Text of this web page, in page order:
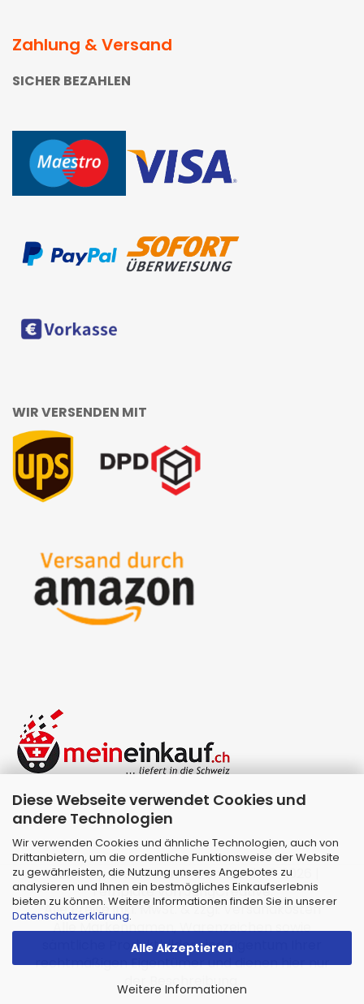
Diese Webseite verwendet Cookies und
andere Technologien
Wir verwenden Cookies und ähnliche Technologien, auch von
Drittanbietern, um die ordentliche Funktionsweise der Website
zu gewährleisten, die Nutzung unseres Angebotes zu
analysieren und Ihnen ein bestmögliches Einkaufserlebnis
bieten zu können. Weitere Informationen finden Sie in unserer
Datenschutzerklärung.
Alle Akzeptieren
Weitere Informationen
Zahlung & Versand
SICHER BEZAHLEN
WIR VERSENDEN MIT
Webshop erstellenmit Gambio.de © 2026 |
Template vonJungCreative.
Alle Preise inkl. MwSt. & zzgl. Versandkosten
Alle Markennamen, Warenzeichen sowie
sämtliche Produktbilder sind Eigentum Ihrer
rechtmäßigen Eigentümer und dienen hier nur
der Beschreibung.